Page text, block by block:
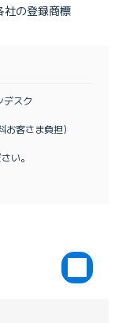
社の登録商標
デスク
客さま負担）
い。